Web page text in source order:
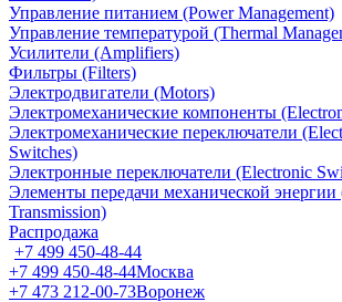
Управление питанием (Power Management)
Управление температурой (Thermal
Усилители (Amplifiers)
Фильтры (Filters)
Электродвигатели (Motors)
Электромеханические компоненты
Электромеханические переключатели
Switches)
Электронные переключатели (Electronic
Элементы передачи механической энергии
Transmission)
Распродажа
+7 499 450-48-44
+7 499 450-48-44Москва
+7 473 212-00-73Воронеж